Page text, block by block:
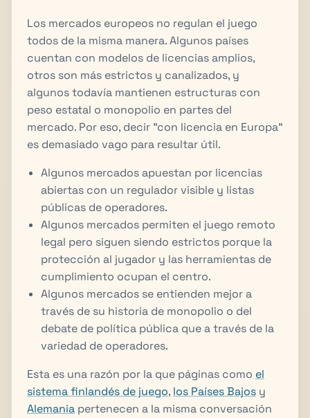
Los mercados europeos no regulan el juego
todos de la misma manera. Algunos países
cuentan con modelos de licencias amplios,
otros son más estrictos y canalizados, y
algunos todavía mantienen estructuras con
peso estatal o monopolio en partes del
mercado. Por eso, decir "con licencia en Europa"
es demasiado vago para resultar útil.
Algunos mercados apuestan por licencias
abiertas con un regulador visible y listas
públicas de operadores.
Algunos mercados permiten el juego remoto
legal pero siguen siendo estrictos porque la
protección al jugador y las herramientas de
cumplimiento ocupan el centro.
Algunos mercados se entienden mejor a
través de su historia de monopolio o del
debate de política pública que a través de la
variedad de operadores.
Esta es una razón por la que páginas como el
sistema finlandés de juego, los Países Bajos y
Alemania pertenecen a la misma conversación